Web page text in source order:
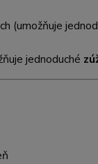
(umožňuje
jednoduché